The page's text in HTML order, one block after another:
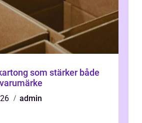
som stärker både
admin